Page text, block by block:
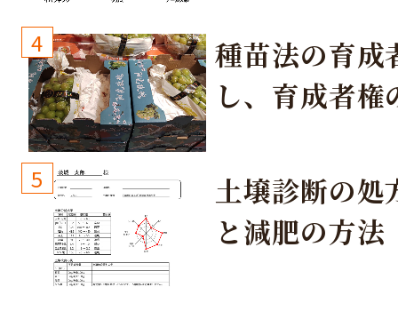
4
種苗法の育成
し、育成者権
しょう！
5
土壌診断の処
と減肥の方法